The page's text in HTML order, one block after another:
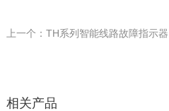
上一个：TH系列智能线路故障指示器
相关产品